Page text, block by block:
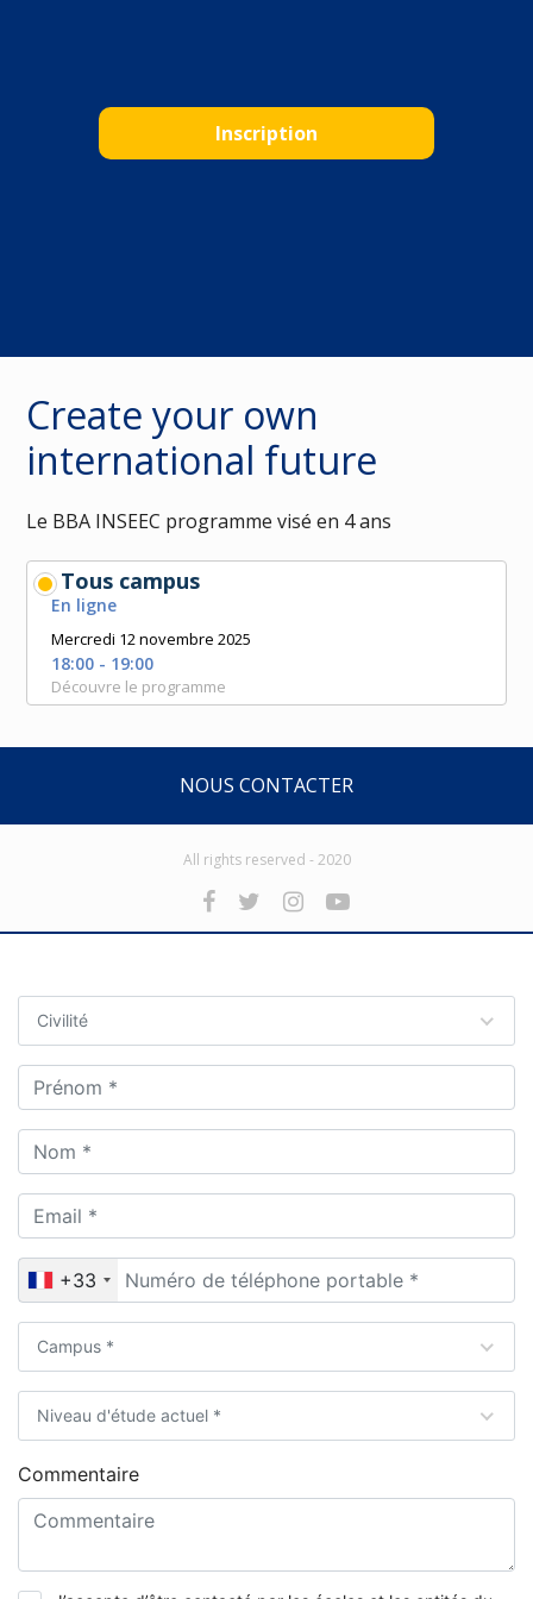
Inscription
Create your own
international future
Le BBA INSEEC programme visé en 4 ans
Tous campus
En ligne
Mercredi 12 novembre 2025
18:00 - 19:00
Découvre le programme
NOUS CONTACTER
All rights reserved - 2020
Civilité
+33
Campus *
Niveau d'étude actuel *
Commentaire